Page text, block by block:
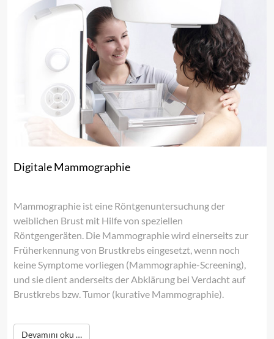
Digitale Mammographie
Mammographie ist eine Röntgenuntersuchung der
weiblichen Brust mit Hilfe von speziellen
Röntgengeräten. Die Mammographie wird einerseits zur
Früherkennung von Brustkrebs eingesetzt, wenn noch
keine Symptome vorliegen (Mammographie-Screening),
und sie dient anderseits der Abklärung bei Verdacht auf
Brustkrebs bzw. Tumor (kurative Mammographie).
Devamını oku …